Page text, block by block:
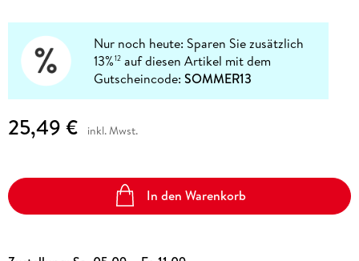
Nur noch heute: Sparen Sie zusätzlich
13%12 auf diesen Artikel mit dem
Gutscheincode:SOMMER13
25,49 € inkl. Mwst.
In den Warenkorb